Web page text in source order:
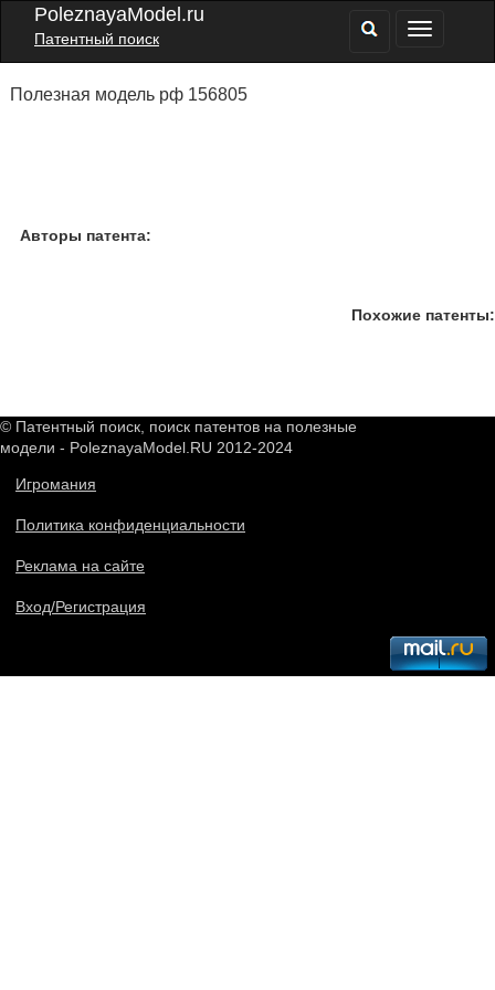
PoleznayaModel.ru
Патентный поиск
Полезная модель рф 156805
Авторы патента:
Похожие патенты:
© Патентный поиск, поиск патентов на полезные
модели - PoleznayaModel.RU 2012-2024
Игромания
Политика конфиденциальности
Реклама на сайте
Вход/Регистрация